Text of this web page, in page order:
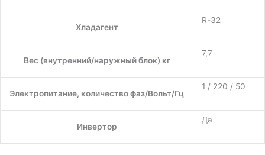
Хладагент
R-32
Вес (внутренний/наружный блок) кг
7,7
Электропитание, количество фаз/Вольт/Гц
1 / 220 / 50
Инвертор
Да